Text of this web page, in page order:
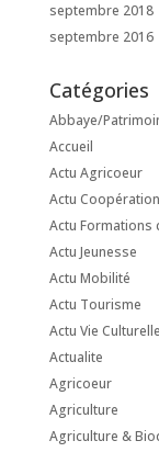
septembre 2018
septembre 2016
Catégories
Abbaye/
Accueil
Actu Agricoeur
Actu Coopération
Actu Formations
Actu Jeunesse
Actu Mobilité
Actu Tourisme
Actu Vie Culturelle
Actualite
Agricoeur
Agriculture
Agriculture &